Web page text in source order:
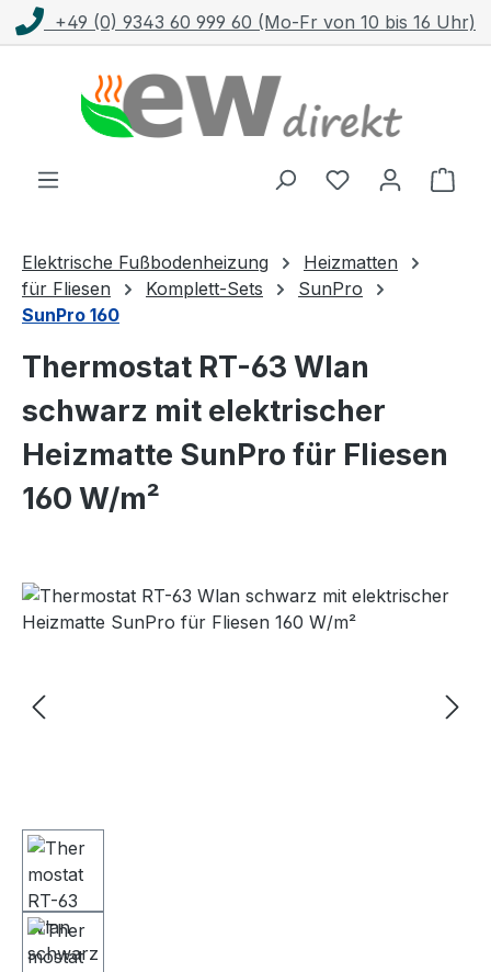
Zum Hauptinhalt springen
(0) 9343 60 999 60 (Mo-Fr von 10 bis 16 Uhr)
Elektrische Fußbodenheizung
Heizmatten
für Fliesen
Komplett-Sets
SunPro
SunPro 160
Thermostat RT-63 Wlan
schwarz mit elektrischer
Heizmatte SunPro für Fliesen
160 W/m²
Bildergalerie überspringen